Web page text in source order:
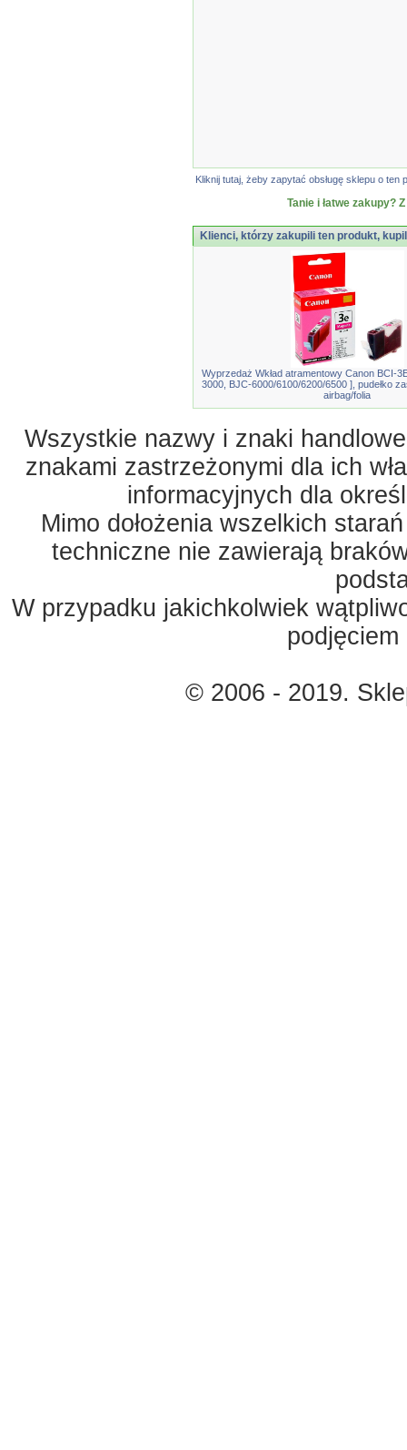
Kliknij tutaj, żeby zapytać obsługę sklepu o
Tanie i łatwe zakupy?
Klienci, którzy zakupili ten produkt,
Wyprzedaż Wkład atramentowy Canon BCI-
3000, BJC-6000/6100/6200/6500 ], pudełko
airbag/folia
Wszystkie nazwy i znaki
znakami zastrzeżonymi dla ich
informacyjnych dla
Mimo dołożenia wszelkich
techniczne nie zawierają
W przypadku jakichkolwiek
© 2006 - 2019.